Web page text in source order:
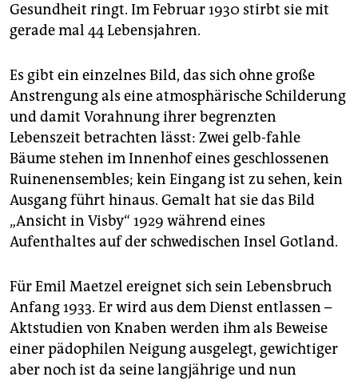
Gesundheit ringt. Im Februar 1930 stirbt sie mit
gerade mal 44 Lebensjahren.
Es gibt ein einzelnes Bild, das sich ohne große
Anstrengung als eine atmosphärische Schilderung
und damit Vorahnung ihrer begrenzten
Lebenszeit betrachten lässt: Zwei gelb-fahle
Bäume stehen im Innenhof eines geschlossenen
Ruinen­ensembles; kein Eingang ist zu sehen, kein
Ausgang führt hinaus. Gemalt hat sie das Bild
„Ansicht in Visby“ 1929 während eines
Aufenthaltes auf der schwedischen Insel Gotland.
Für Emil Maetzel ereignet sich sein Lebensbruch
Anfang 1933. Er wird aus dem Dienst entlassen –
Aktstudien von Knaben werden ihm als Beweise
einer pädophilen Neigung ausgelegt, gewichtiger
aber noch ist da seine langjährige und nun